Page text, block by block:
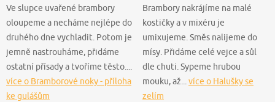
Ve slupce uvařené brambory
oloupeme a necháme nejlépe do
druhého dne vychladit. Potom je
jemně nastrouháme, přidáme
ostatní přísady a tvoříme těsto....
více o Bramborové noky - příloha
ke gulášům
Brambory nakrájíme na malé
kostičky a v mixéru je
umixujeme. Směs nalijeme do
mísy. Přidáme celé vejce a sůl
dle chuti. Sypeme hrubou
mouku, až...více o Halušky se
zelím